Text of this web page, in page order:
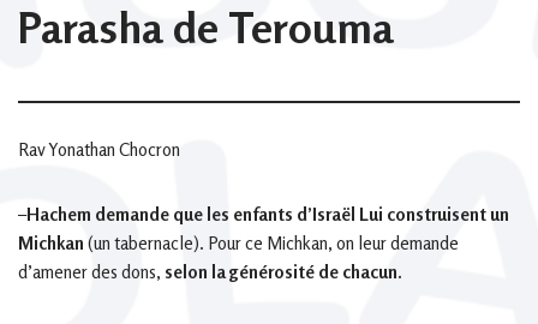
Parasha de Terouma
Rav Yonathan Chocron
–Hachem demande que les enfants d’Israël Lui construisent un
Michkan (un tabernacle). Pour ce Michkan, on leur demande
d’amener des dons, selon la générosité de chacun.